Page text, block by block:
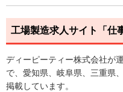
工場製造求人サイト「仕
ディーピーティー株式会社が
で、愛知県、岐阜県、三重県
掲載しています。